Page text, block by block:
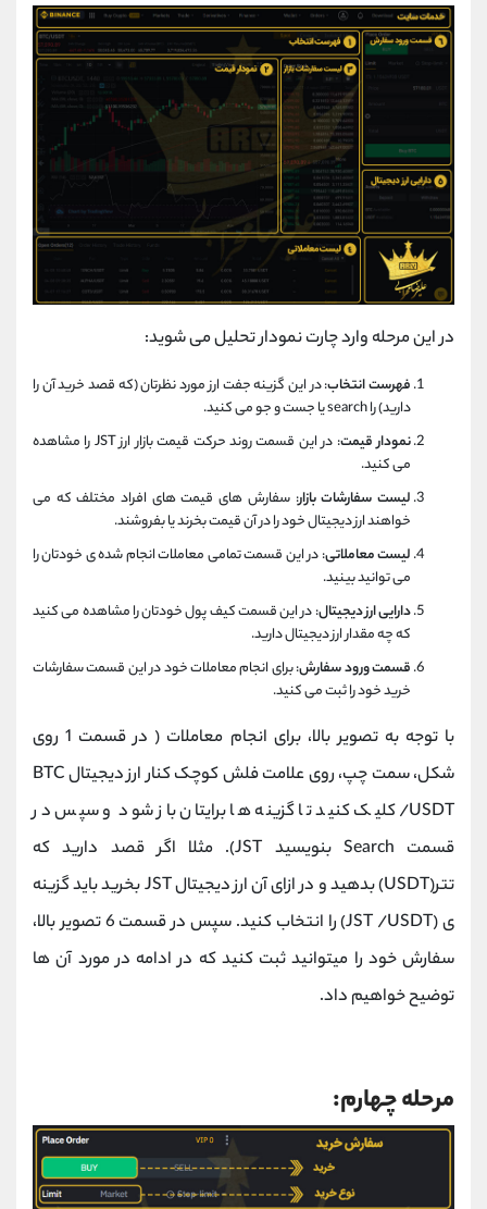
در این مرحله وارد چارت نمودار تحلیل می شوید:
فهرست انتخاب: در این گزینه جفت ارز مورد نظرتان (که قصد خرید آن را
دارید) را search یا جست و جو می کنید.
نمودار قیمت
: در این قسمت روند حرکت قیمت بازار ارز JST را مشاهده
می کنید.
لیست سفارشات بازار: سفارش های قیمت های افراد مختلف که می
خواهند ارز دیجیتال خود را در آن قیمت بخرند یا بفروشند.
لیست معاملاتی: در این قسمت تمامی معاملات انجام شده ی خودتان را
می توانید بینید.
دارایی ارز دیجیتال: در این قسمت کیف پول خودتان را مشاهده می کنید
که چه مقدار ارز دیجیتال دارید.
قسمت ورود سفارش: برای انجام معاملات خود در این قسمت سفارشات
خرید خود را ثبت می کنید.
با توجه به تصویر بالا، برای انجام معاملات ( در قسمت 1 روی
شکل، سمت چپ، روی علامت فلش کوچک کنار ارز دیجیتال BTC
/USDT کلیک کنید تا گزینه ها برایتان باز شود و سپس در
قسمت Search بنویسید JST). مثلا اگر قصد دارید که
تتر(USDT) بدهید و در ازای آن ارز دیجیتال JST بخرید باید گزینه
ی (JST /USDT) را انتخاب کنید. سپس در قسمت 6 تصویر بالا،
سفارش خود را میتوانید ثبت کنید که در ادامه در مورد آن ها
توضیح خواهیم داد.
مرحله چهارم: